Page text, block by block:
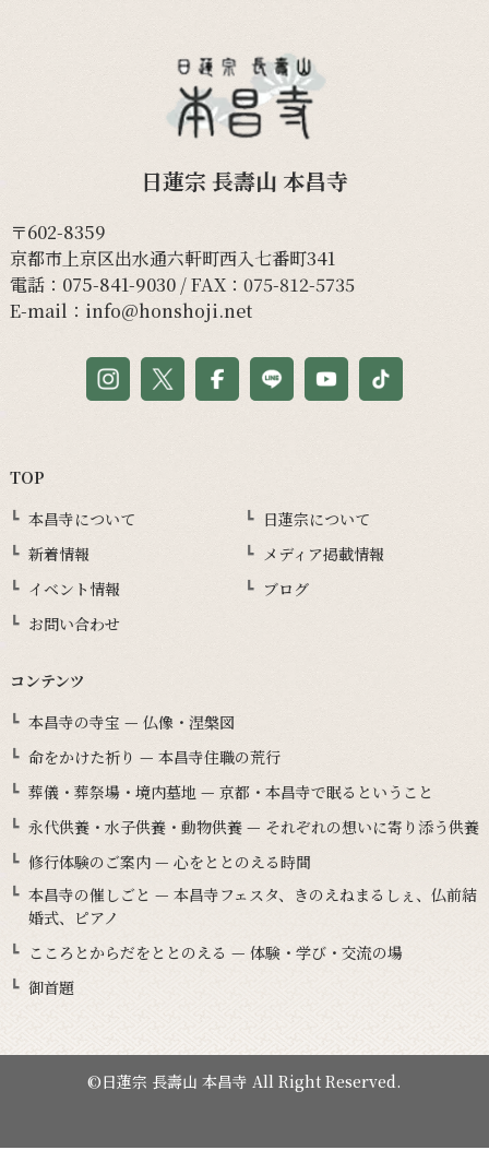
日蓮宗 長壽山 本昌寺
〒602-8359
京都市上京区出水通六軒町西入七番町341
電話： 075-841-9030/ FAX：075-812-5735
E-mail： info@honshoji.net
TOP
本昌寺について
日蓮宗について
新着情報
メディア掲載情報
イベント情報
ブログ
お問い合わせ
コンテンツ
本昌寺の寺宝 — 仏像・涅槃図
命をかけた祈り — 本昌寺住職の荒行
葬儀・葬祭場・境内墓地 — 京都・本昌寺で眠るということ
永代供養・水子供養・動物供養 — それぞれの想いに寄り添う供養
修行体験のご案内 — 心をととのえる時間
本昌寺の催しごと — 本昌寺フェスタ、きのえねまるしぇ、仏前結
婚式、ピアノ
こころとからだをととのえる — 体験・学び・交流の場
御首題
©日蓮宗 長壽山 本昌寺 All Right Reserved.